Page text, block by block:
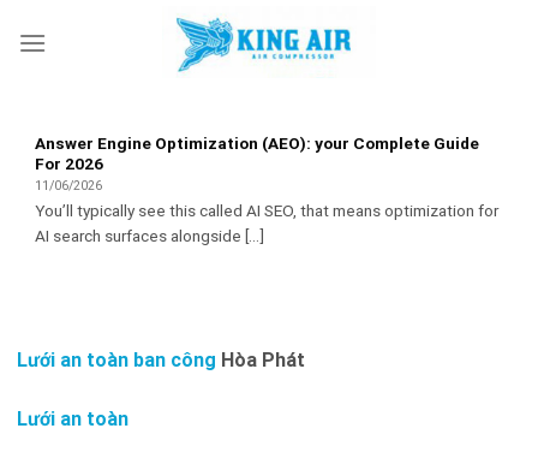
Answer Engine Optimization (AEO): your Complete Guide
For 2026
11/06/2026
You’ll typically see this called AI SEO, that means optimization for
AI search surfaces alongside [...]
Lưới an toàn ban công Hòa Phát
Lưới an toàn